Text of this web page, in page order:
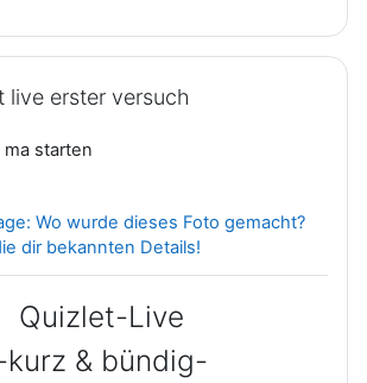
live erster versuch
ma starten
Wo wurde dieses Foto gemacht?
dir bekannten Details!
Quizlet-Live
kurz & bündig-